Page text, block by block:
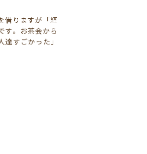
借りますが「経
す。お茶会から
すごかった」